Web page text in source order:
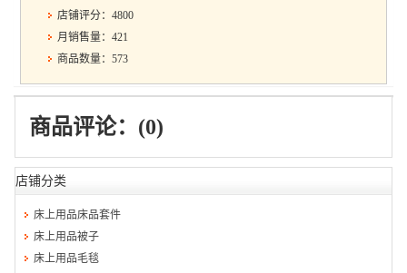
店铺评分：4800
月销售量：421
商品数量：573
商品评论：(0)
店铺分类
床上用品床品套件
床上用品被子
床上用品毛毯